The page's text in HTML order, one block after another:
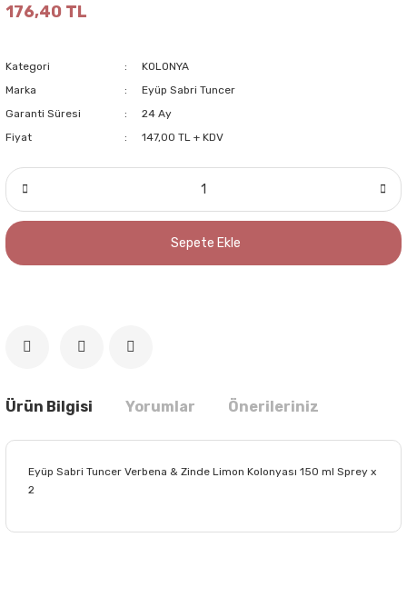
176,40 TL
Kategori
KOLONYA
Marka
Eyüp Sabri Tuncer
Garanti Süresi
24 Ay
Fiyat
147,00 TL + KDV
Sepete Ekle
Ürün Bilgisi Yorumlar Önerileriniz
Eyüp Sabri Tuncer Verbena & Zinde Limon Kolonyası 150 ml Sprey x
2